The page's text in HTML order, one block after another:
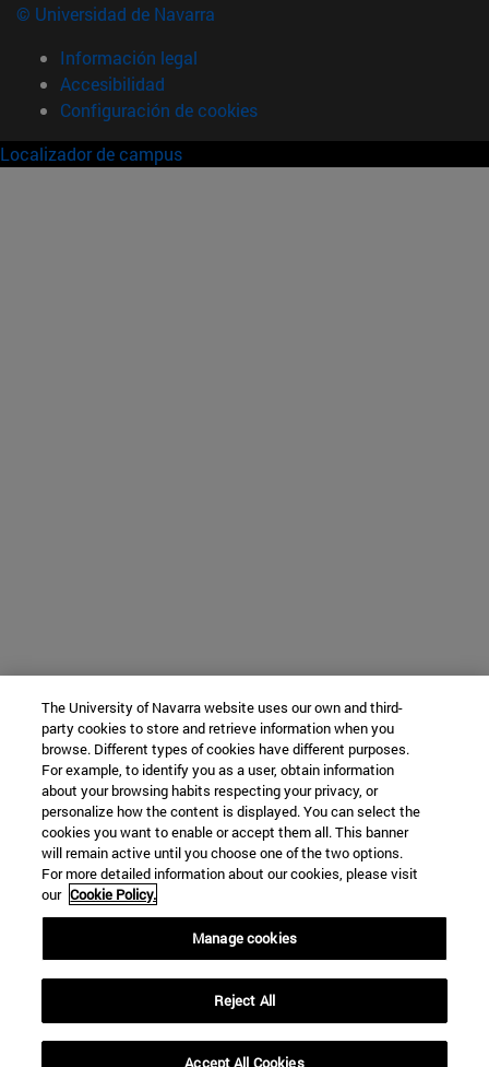
© Universidad de Navarra
Información legal
Accesibilidad
Configuración de cookies
Localizador de campus
The University of Navarra website uses our own and third-
party cookies to store and retrieve information when you
browse. Different types of cookies have different purposes.
For example, to identify you as a user, obtain information
about your browsing habits respecting your privacy, or
personalize how the content is displayed. You can select the
cookies you want to enable or accept them all. This banner
will remain active until you choose one of the two options.
For more detailed information about our cookies, please visit
our Cookie Policy.
Manage cookies
Reject All
Accept All Cookies